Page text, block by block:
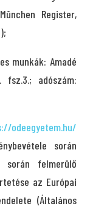
Register,
munkák: Amadé
fsz.3.; adószám:
odeegyetem.hu/
során
során felmerülő
az Európai
(Általános